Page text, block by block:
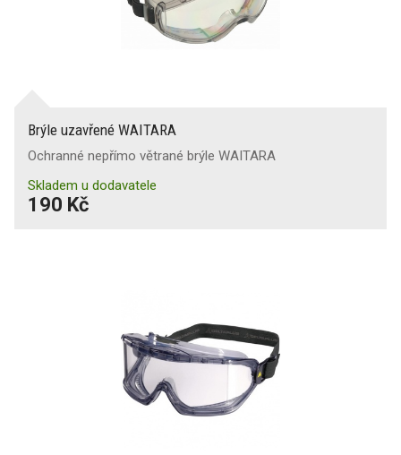
Brýle uzavřené WAITARA
Ochranné nepřímo větrané brýle WAITARA
Skladem u dodavatele
190 Kč